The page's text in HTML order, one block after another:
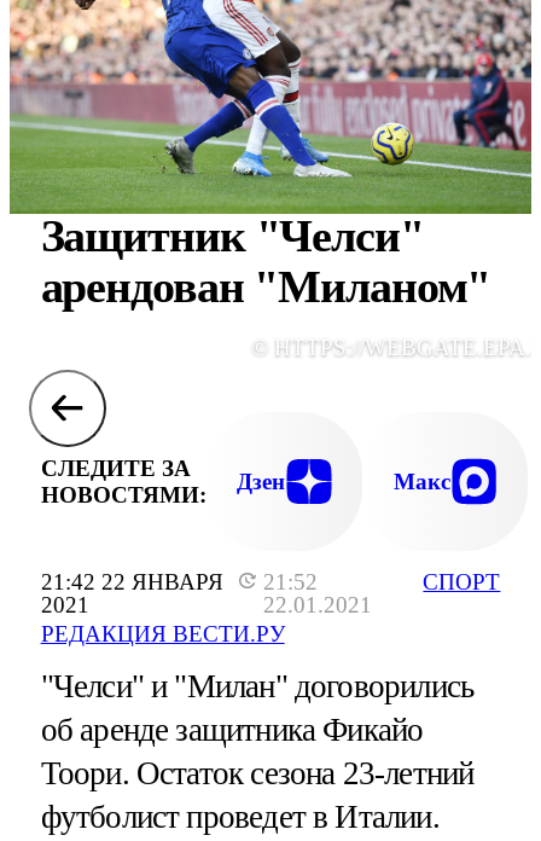
21:42 22 ЯНВАРЯ
2021
21:52
22.01.2021
РЕДАКЦИЯ ВЕСТИ.РУ
СПОРТ
Защитник "Челси"
арендован "Миланом"
© HTTPS://
СЛЕДИТЕ ЗА
НОВОСТЯМИ:
Дзен Макс
"Челси" и "Милан" договорились
об аренде защитника Фикайо
Тоори. Остаток сезона 23-летний
футболист проведет в Италии.